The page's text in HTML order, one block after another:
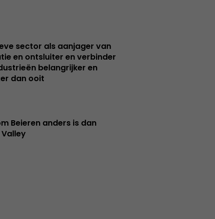
sector als aanjager van
en ontsluiter en verbinder
belangrijker en
dan ooit
Beieren anders is dan